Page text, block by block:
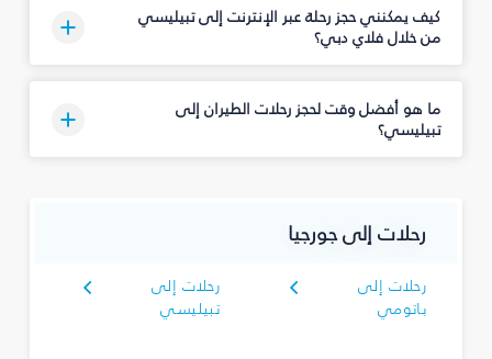
كيف يمكنني حجز رحلة عبر الإنترنت إلى تبيليسي
من خلال فلاي دبي؟
ما هو أفضل وقت لحجز رحلات الطيران إلى
تبيليسي؟
رحلات إلى جورجيا
رحلات إلى
باتومي
رحلات إلى
تبيليسي